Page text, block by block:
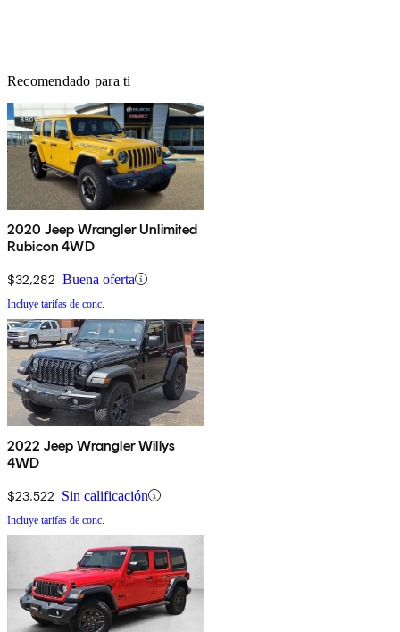
Recomendado para ti
2020 Jeep Wrangler Unlimited
Rubicon 4WD
$32,282 Buena oferta
Incluye tarifas de conc.
2022 Jeep Wrangler Willys
4WD
$23,522 Sin calificación
Incluye tarifas de conc.